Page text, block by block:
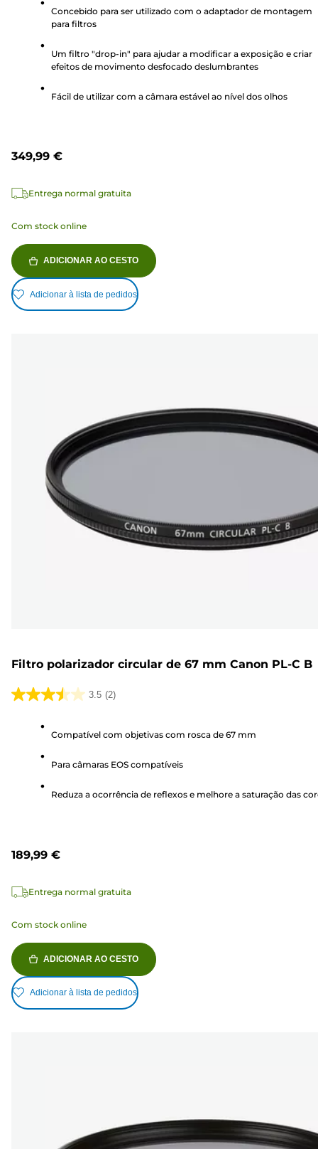
estrelas.
Concebido para ser utilizado com o adaptador de montagem
para filtros
Um filtro "drop-in" para ajudar a modificar a exposição e criar
efeitos de movimento desfocado deslumbrantes
Fácil de utilizar com a câmara estável ao nível dos olhos
349,99 €
Entrega normal gratuita
Com stock online
ADICIONAR AO CESTO
Adicionar à lista de pedidos
Filtro polarizador circular de 67 mm Canon PL-C B
3.5 (2)
3.5
estrelas.
análises
Compatível com objetivas com rosca de 67 mm
Para câmaras EOS compatíveis
Reduza a ocorrência de reflexos e melhore a saturação das
189,99 €
Entrega normal gratuita
Com stock online
ADICIONAR AO CESTO
Adicionar à lista de pedidos